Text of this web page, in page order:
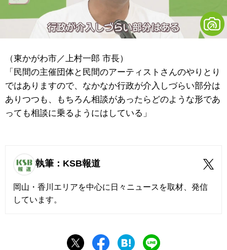
（東かがわ市／上村一郎 市長）
「民間の主催団体と民間のアーティストさんのやりとり
ではありますので、なかなか行政が介入しづらい部分は
ありつつも、もちろん相談があったらどのような形であ
っても相談に乗るようにはしている」
執筆：KSB報道
岡山・香川エリアを中心に日々ニュースを取材、発信
しています。